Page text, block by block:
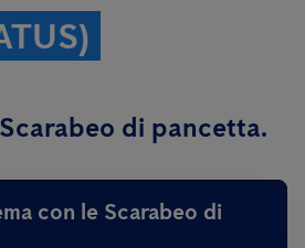
di pancetta.
con le Scarabeo di